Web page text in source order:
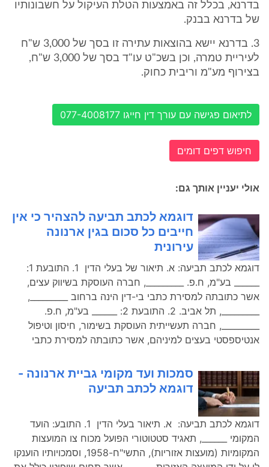
בדרנא, בכלל זה באמצעות הטלת העיקול על חשבונותיו
של בדרנא בבנק.
3. בדרנא יישא בהוצאות עתירה זו בסך של 3,000 ש"ח
לעיריית טמרה, וכן בשכ"ט עו"ד בסך של 3,000 ש"ח,
בצירוף מע"מ וריבית כחוק.
לתיאום פגישה עם עורך דין חייגו 077-4008177
חיפוש דפים דומים
אולי יעניין אותך גם:
דוגמא לכתב תביעה להצהיר כי אין
חייבים כל סכום בגין ארנונה
עירונית
דוגמא לכתב תביעה: א. תיאור של בעלי הדין 1. התובעת 1:
______ בע"מ, ח.פ. _________, חברה העוסקת בשיווק עצים,
אשר כתובתה למסירת כתבי בי-דין הינה ברחוב _________,
_________, תל אביב. 2. התובעת 2: ______ בע"מ, ח.פ.
_________, חברה תעשייתית העוסקת בשימור, חיסון וטיפול
אנטיספסטי בעצים למיניהם, אשר כתובתה למסירת כתבי
סמכות ועד מקומי גביית ארנונה -
דוגמא לכתב תביעה
דוגמא לכתב תביעה: א. תיאור בעלי הדין 1. התובע: הועד
המקומי ______, תאגיד סטטוטורי הפועל מכוח צו המועצות
המקומיות (מועצות אזוריות), התשי"ח-1958, וסמכויותיו הוענקו